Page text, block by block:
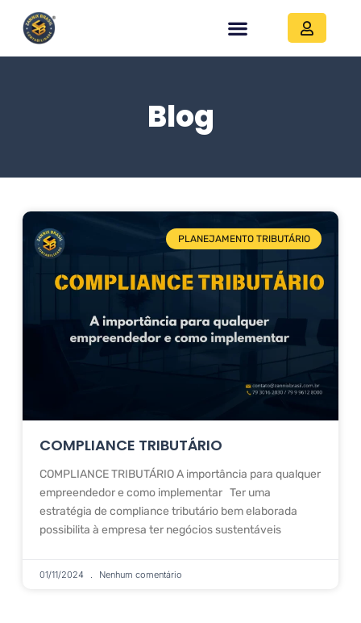
Blog
PLANEJAMENTO TRIBUTÁRIO
COMPLIANCE TRIBUTÁRIO
COMPLIANCE TRIBUTÁRIO A importância para qualquer
empreendedor e como implementar Ter uma
estratégia de compliance tributário bem elaborada
possibilita à empresa ter negócios sustentáveis
01/11/2024 Nenhum comentário